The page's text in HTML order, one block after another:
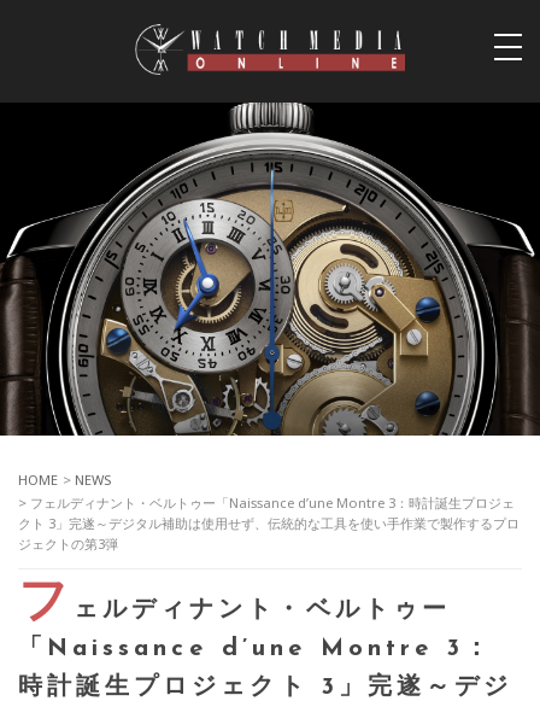
HOME > NEWS
> フェルディナント・ベルトゥー「Naissance d’une Montre 3：時計誕生プロジェ
クト 3」完遂～デジタル補助は使用せず、伝統的な工具を使い手作業で製作するプロ
ジェクトの第3弾
フ ェルディナント・ベルトゥー
「Naissance d’une Montre 3：
時計誕生プロジェクト 3」完遂～デジ